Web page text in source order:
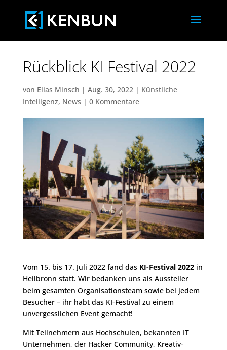
Rückblick KI Festival 2022
von Elias Minsch | Aug. 30, 2022| Künstliche
Intelligenz, News | 0 Kommentare
Vom 15. bis 17. Juli 2022 fand das KI-Festival 2022in
Heilbronn statt. Wir bedanken uns als Aussteller
beim gesamten Organisationsteam sowie bei jedem
Besucher – ihr habt das KI-Festival zu einem
unvergesslichen Event gemacht!
Mit Teilnehmern aus Hochschulen, bekannten IT
Unternehmen, der Hacker Community, Kreativ-